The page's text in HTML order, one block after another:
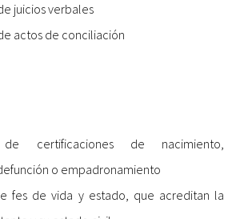
juicios verbales
actos de conciliación
de certificaciones de nacimiento,
o empadronamiento
fes de vida y estado, que acreditan la